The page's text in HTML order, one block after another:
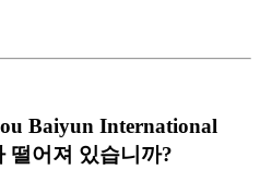
Baiyun International
떨어져 있습니까?